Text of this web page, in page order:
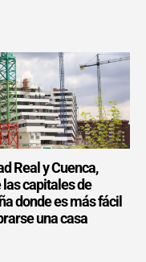
Real y Cuenca,
capitales de
donde es más fácil
una casa